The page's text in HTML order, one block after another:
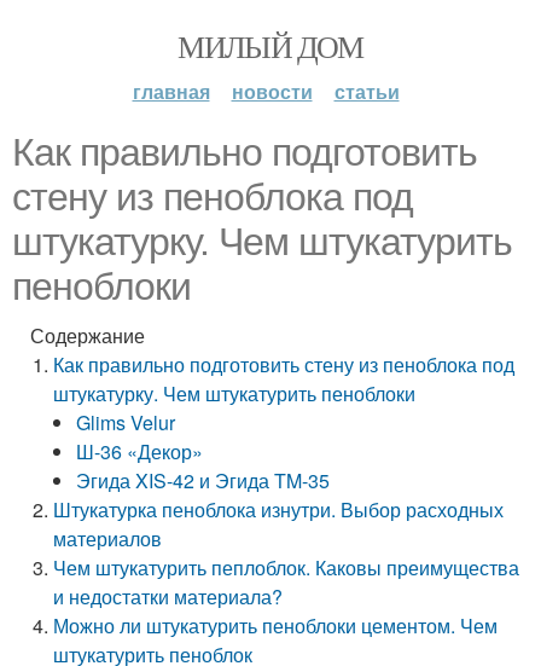
МИЛЫЙ ДОМ
главная новости статьи
Как правильно подготовить
стену из пеноблока под
штукатурку. Чем штукатурить
пеноблоки
Содержание
Как правильно подготовить стену из пеноблока под
штукатурку. Чем штукатурить пеноблоки
Glims Velur
Ш-36 «Декор»
Эгида XIS-42 и Эгида TM-35
Штукатурка пеноблока изнутри. Выбор расходных
материалов
Чем штукатурить пеплоблок. Каковы преимущества
и недостатки материала?
Можно ли штукатурить пеноблоки цементом. Чем
штукатурить пеноблок